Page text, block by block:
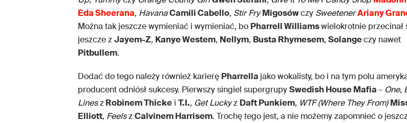
Eda Sheerana, HavanaCamili Cabello, Stir FryMigosówczy SweetenerAriany
Można tak jeszcze wymieniać i wymieniać, bo Pharrell Williamswielokrotnie przecinał
jeszcze zJayem-Z, Kanye Westem, Nellym, Busta Rhymesem, Solangeczy nawet
Pitbullem.
Dodać do tego należy również karierę Pharrella jako wokalisty, bo i na tym polu
producent odniósł sukcesy. Pierwszy singiel supergrupySwedish House Mafia– One,
LineszRobinem Thicke i T.I., Get Luckyz Daft Punkiem, WTF (Where They From)
Elliott, FeelszCalvinem Harrisem. Trochę tego jest, a nie możemy zapomnieć o